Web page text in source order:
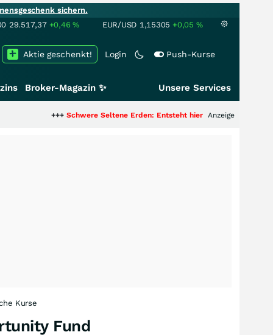
sichern.
29.517,37 +0,46% EUR/USD 1,15305 +0,05 %
Login Push-Kurse
Aktie geschenkt!
Broker-Magazin ✨ Unsere Services
Schwere Seltene Erden: Entsteht hier die nächste Milliardenstory?
Anzeige
Kurse
Fund